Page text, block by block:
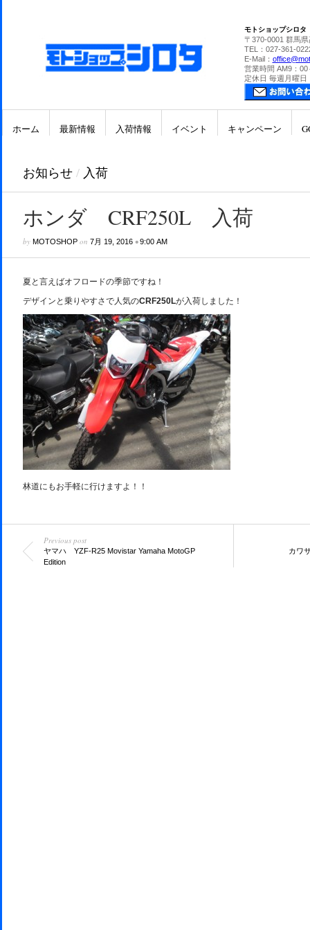
モトショップシロタ
〒370-0001 群馬
TEL：027-361-
E-Mail：
営業時間 AM9：00
定休日 毎週月曜日
ホーム 最新情報 入荷情報 イベント キャンペーン
お知らせ / 入荷
ホンダ CRF250L 入荷
by MOTOSHOPon 7月 19, 2016•9:00 AM
夏と言えばオフロードの季節ですね！
デザインと乗りやすさで人気のCRF250Lが入荷しました！
林道にもお手軽に行けますよ！！
Previous post
ヤマハ YZF-R25 Movistar Yamaha MotoGP
Edition
カワ